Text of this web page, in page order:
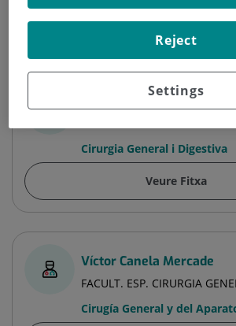
Veure Fitxa
César Adolfo Calzadilla
Cirurgia General i Digestiva
Veure Fitxa
Víctor Canela Mercade
FACULT. ESP. CIRURGIA
Cirugía General y del
Settings
Reject